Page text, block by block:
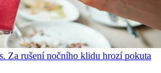
Za rušení nočního klidu hrozí pokuta